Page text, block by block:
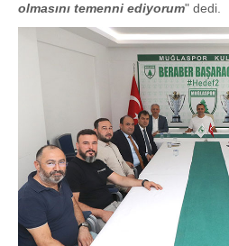
olmasını temenni ediyorum" dedi.